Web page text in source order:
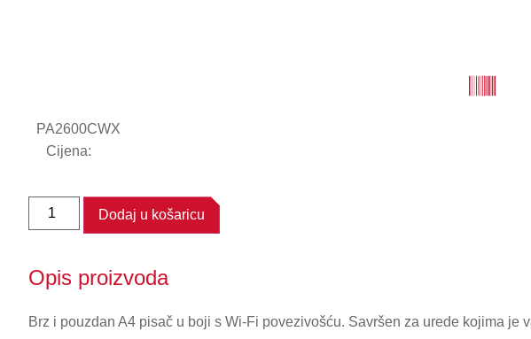
PA2600CWX
Cijena:
ECOSYS
PA2600CWX
-
printer,
26
Wi-
Fi
Dodaj u košaricu
Opis proizvoda
Brz i pouzdan A4 pisač u boji s Wi-Fi povezivošću. Savršen za urede kojima je